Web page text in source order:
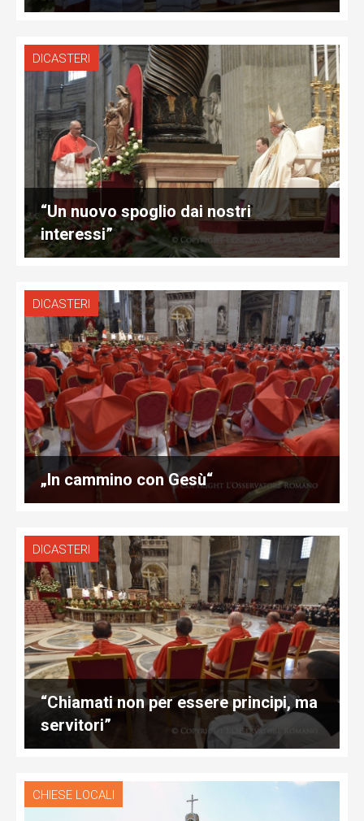
DICASTERI
“Un nuovo spoglio dai nostri
interessi”
DICASTERI
„In cammino con Gesù“
DICASTERI
“Chiamati non per essere principi, ma
servitori”
CHIESE LOCALI